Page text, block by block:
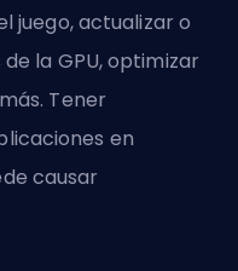
juego, actualizar o
la GPU, optimizar
Tener
en
causar